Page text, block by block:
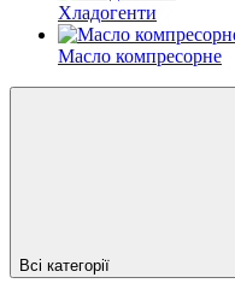
Хладогенти
Масло компресорне
Всі категорії